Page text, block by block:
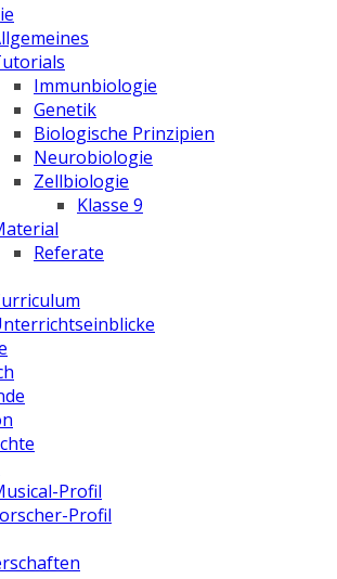
Immunbiologie
Genetik
Biologische Prinzipien
Neurobiologie
Zellbiologie
Klasse 9
Referate
Profil
Profil